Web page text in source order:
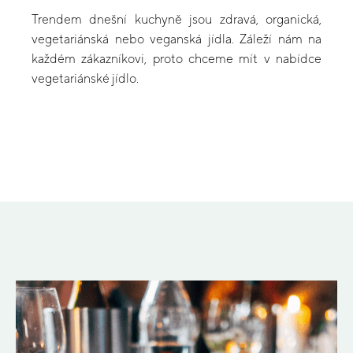
Trendem dnešní kuchyně jsou zdravá, organická,
vegetariánská nebo veganská jídla. Záleží nám na
každém zákazníkovi, proto chceme mít v nabídce
vegetariánské jídlo.